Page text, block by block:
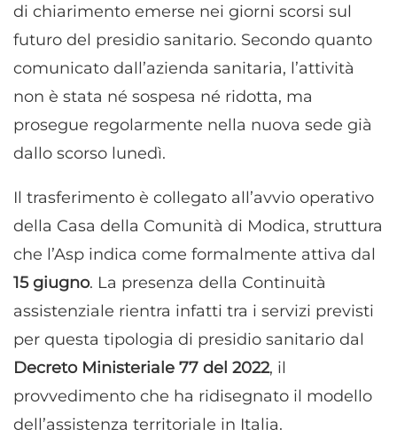
di chiarimento emerse nei giorni scorsi sul
futuro del presidio sanitario. Secondo quanto
comunicato dall’azienda sanitaria, l’attività
non è stata né sospesa né ridotta, ma
prosegue regolarmente nella nuova sede già
dallo scorso lunedì.
Il trasferimento è collegato all’avvio operativo
della Casa della Comunità di Modica, struttura
che l’Asp indica come formalmente attiva dal
15 giugno. La presenza della Continuità
assistenziale rientra infatti tra i servizi previsti
per questa tipologia di presidio sanitario dal
Decreto Ministeriale 77 del 2022, il
provvedimento che ha ridisegnato il modello
dell’assistenza territoriale in Italia.